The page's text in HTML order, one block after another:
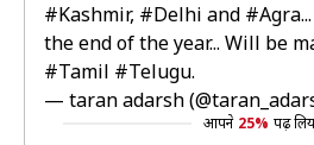
#Kashmir, #Delhi and #Agra
the end of the year... Will be
#Tamil #Telugu.
— taran adarsh
आपने 25% पढ़